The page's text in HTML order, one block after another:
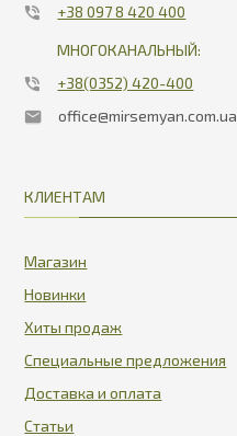
+38 097 8 420 400
МНОГОКАНАЛЬНЫЙ:
+38(0352) 420-400
office@mirsemyan.com.ua
КЛИЕНТАМ
Магазин
Новинки
Хиты продаж
Специальные предложения
Доставка и оплата
Статьи